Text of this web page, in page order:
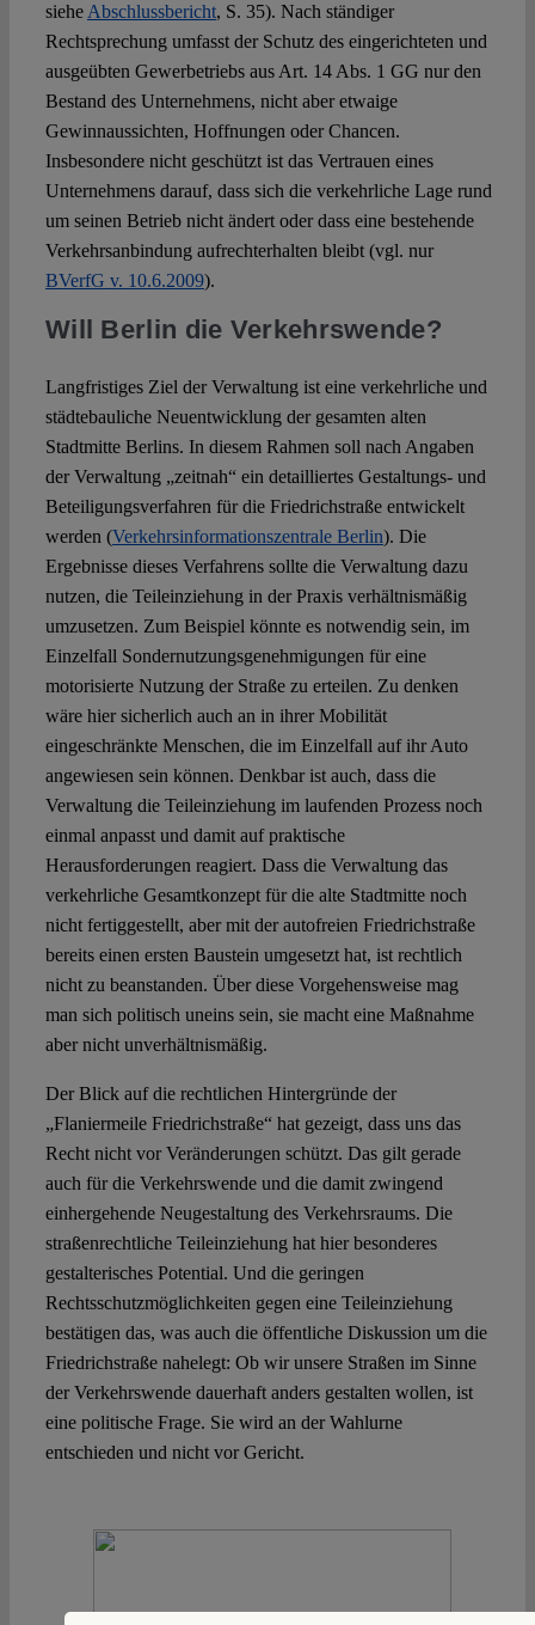
siehe Abschlussbericht, S. 35). Nach ständiger
Rechtsprechung umfasst der Schutz des eingerichteten und
ausgeübten Gewerbetriebs aus Art. 14 Abs. 1 GG nur den
Bestand des Unternehmens, nicht aber etwaige
Gewinnaussichten, Hoffnungen oder Chancen.
Insbesondere nicht geschützt ist das Vertrauen eines
Unternehmens darauf, dass sich die verkehrliche Lage rund
um seinen Betrieb nicht ändert oder dass eine bestehende
Verkehrsanbindung aufrechterhalten bleibt (vgl. nur
BVerfG v. 10.6.2009).
Will Berlin die Verkehrswende?
Langfristiges Ziel der Verwaltung ist eine verkehrliche und
städtebauliche Neuentwicklung der gesamten alten
Stadtmitte Berlins. In diesem Rahmen soll nach Angaben
der Verwaltung „zeitnah“ ein detailliertes Gestaltungs- und
Beteiligungsverfahren für die Friedrichstraße entwickelt
werden (Verkehrsinformationszentrale Berlin). Die
Ergebnisse dieses Verfahrens sollte die Verwaltung dazu
nutzen, die Teileinziehung in der Praxis verhältnismäßig
umzusetzen. Zum Beispiel könnte es notwendig sein, im
Einzelfall Sondernutzungsgenehmigungen für eine
motorisierte Nutzung der Straße zu erteilen. Zu denken
wäre hier sicherlich auch an in ihrer Mobilität
eingeschränkte Menschen, die im Einzelfall auf ihr Auto
angewiesen sein können. Denkbar ist auch, dass die
Verwaltung die Teileinziehung im laufenden Prozess noch
einmal anpasst und damit auf praktische
Herausforderungen reagiert. Dass die Verwaltung das
verkehrliche Gesamtkonzept für die alte Stadtmitte noch
nicht fertiggestellt, aber mit der autofreien Friedrichstraße
bereits einen ersten Baustein umgesetzt hat, ist rechtlich
nicht zu beanstanden. Über diese Vorgehensweise mag
man sich politisch uneins sein, sie macht eine Maßnahme
aber nicht unverhältnismäßig.
Der Blick auf die rechtlichen Hintergründe der
„Flaniermeile Friedrichstraße“ hat gezeigt, dass uns das
Recht nicht vor Veränderungen schützt. Das gilt gerade
auch für die Verkehrswende und die damit zwingend
einhergehende Neugestaltung des Verkehrsraums. Die
straßenrechtliche Teileinziehung hat hier besonderes
gestalterisches Potential. Und die geringen
Rechtsschutzmöglichkeiten gegen eine Teileinziehung
bestätigen das, was auch die öffentliche Diskussion um die
Friedrichstraße nahelegt: Ob wir unsere Straßen im Sinne
der Verkehrswende dauerhaft anders gestalten wollen, ist
eine politische Frage. Sie wird an der Wahlurne
entschieden und nicht vor Gericht.